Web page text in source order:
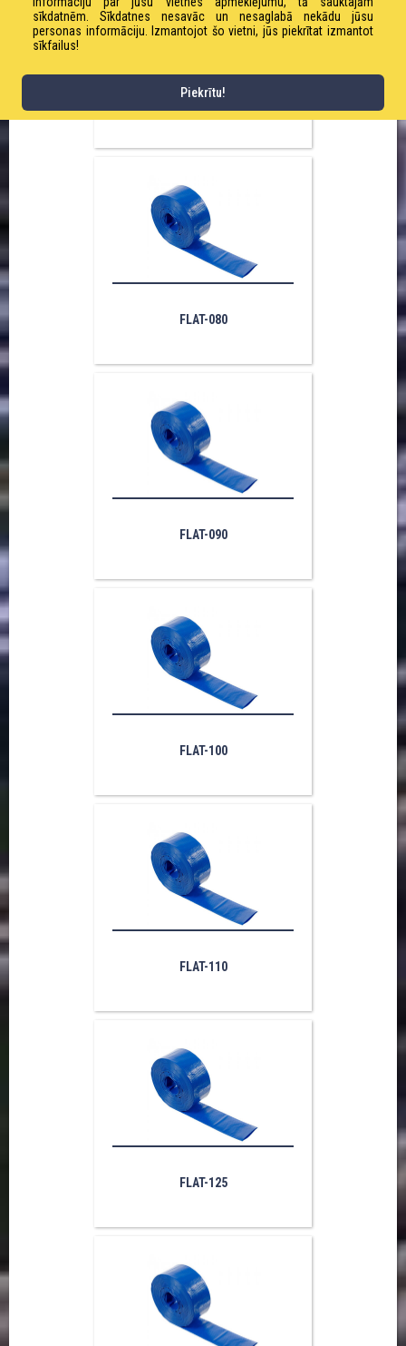
FLAT-080
FLAT-090
FLAT-100
FLAT-110
FLAT-125
sīkdatnēm. Sīkdatnes nesavāc un nesaglabā nekādu jūsu
personas informāciju. Izmantojot šo vietni, jūs piekrītat izmantot
sīkfailus!
Piekrītu!